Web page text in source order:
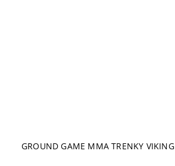
GROUND GAME MMA TRENKY VIKING